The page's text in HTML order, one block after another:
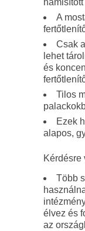
A
Csak
lehet
és
Tilos
Ezek
alapos,
Kérdésre
Több
élvez és
az